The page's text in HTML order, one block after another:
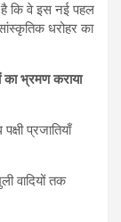
है कि वे इस नई पहल
धरोहर का
का भ्रमण कराया
प्रजातियाँ
वादियों तक